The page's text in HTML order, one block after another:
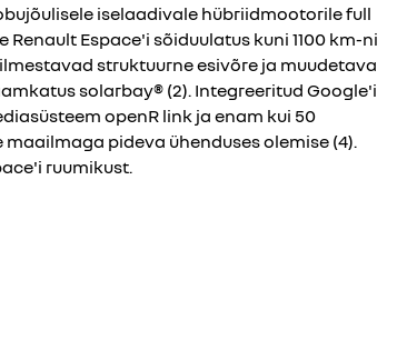
iselaadivale hübriidmootorile full
Renault Espace'i sõiduulatus kuni 1100 km-ni
ilmestavad struktuurne esivõre ja muudetava
solarbay® (2). Integreeritud Google'i
openR link ja enam kui 50
pideva ühenduses olemise (4).
ruumikust.